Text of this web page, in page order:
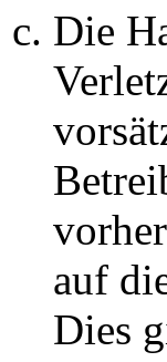
Die
auf
Dies